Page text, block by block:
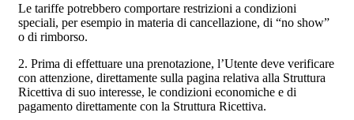
Le tariffe potrebbero comportare restrizioni a condizioni
speciali, per esempio in materia di cancellazione, di “no show”
o di rimborso.
2. Prima di effettuare una prenotazione, l’Utente deve verificare
con attenzione, direttamente sulla pagina relativa alla Struttura
Ricettiva di suo interesse, le condizioni economiche e di
pagamento direttamente con la Struttura Ricettiva.